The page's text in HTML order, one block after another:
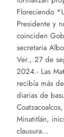
Floreciendo
Presidente y
coinciden
secretaria
Ver., 27 de
2024.- Las
recibía más
diarias de
Minatitlán,
clausura…